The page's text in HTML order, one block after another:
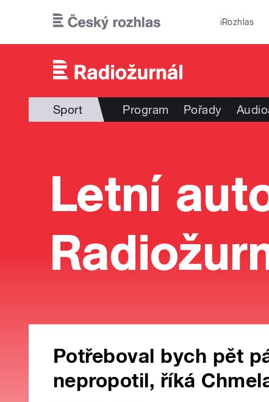
iRozhlas
Sport Program Pořady
Potřeboval bych pět
nepropotil, říká